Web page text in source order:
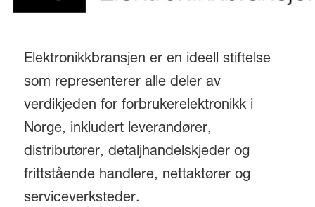
Elektronikkbransjen er en ideell stiftelse
som representerer alle deler av
verdikjeden for forbrukerelektronikk i
Norge, inkludert leverandører,
distributører, detaljhandelskjeder og
frittstående handlere, nettaktører og
serviceverksteder.